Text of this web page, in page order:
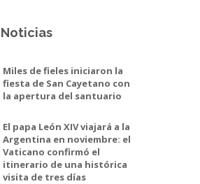
Miles de fieles iniciaron la
fiesta de San Cayetano con
la apertura del santuario
El papa León XIV viajará a la
Argentina en noviembre: el
Vaticano confirmó el
itinerario de una histórica
visita de tres días